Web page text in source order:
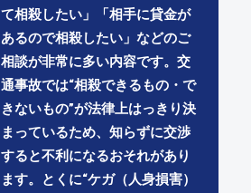
て相殺したい」「相手に貸金が
あるので相殺したい」などのご
相談が非常に多い内容です。交
通事故では“相殺できるもの・で
きないもの”が法律上はっきり決
まっているため、知らずに交渉
すると不利になるおそれがあり
ます。とくに“ケガ（人身損害）